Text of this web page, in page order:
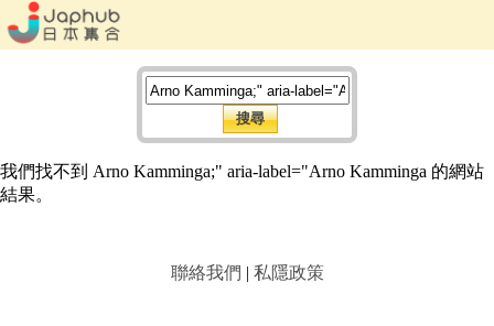
我們找不到 Arno Kamminga;" aria-label="Arno Kamminga 的網站
結果。
聯絡我們 | 私隱政策